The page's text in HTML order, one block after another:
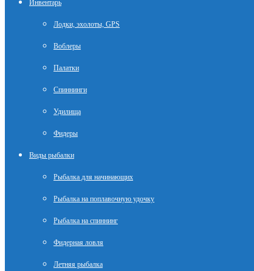
Инвентарь
Лодки, эхолоты, GPS
Воблеры
Палатки
Спиннинги
Удилища
Фидеры
Виды рыбалки
Рыбалка для начинающих
Рыбалка на поплавочную удочку
Рыбалка на спиннинг
Фидерная ловля
Летняя рыбалка